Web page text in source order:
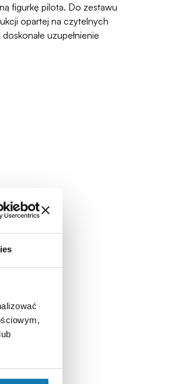
figurkę pilota. Do zestawu
opartej na czytelnych
uzupełnienie